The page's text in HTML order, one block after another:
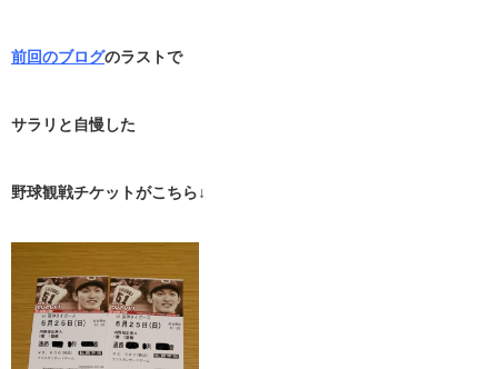
前回のブログのラストで
サラリと自慢した
野球観戦チケットがこちら↓